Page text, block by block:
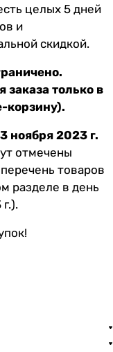
целых 5 дней
и
скидкой.
только в
корзину).
ноября 2023 г.
отмечены
товаров
разделе в день